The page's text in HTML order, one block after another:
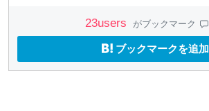
23users がブックマーク
ブックマークを追加